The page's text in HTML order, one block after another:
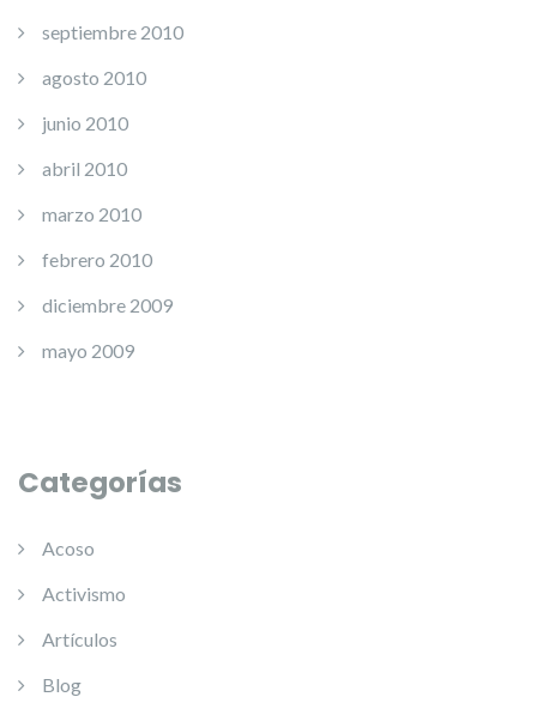
septiembre 2010
agosto 2010
junio 2010
abril 2010
marzo 2010
febrero 2010
diciembre 2009
mayo 2009
Categorías
Acoso
Activismo
Artículos
Blog